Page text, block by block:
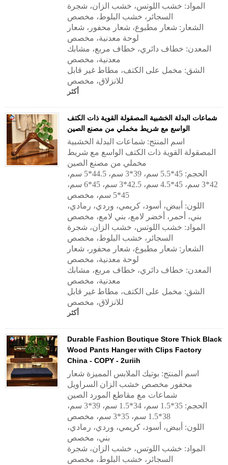
المواد: خشب اللوتس، خشب الزان، شجرة
السجائر، خشب البلوط، مخصص
الشعار: شعار مطبوع، شعار محفور، شعار
لوحة معدنية، مخصص
المعدن: خطاف دائري، خطاف مربع، مشابك
معدنية، مخصص
الشق: مخمل على الكتف، مطاط غير قابل
للانزلاق، مخصص
أكثر
شماعات البدلة الخشبية المصقولة القوية ذات الكتف
الواسع مع شريط مخملي من مصنع الصين
اسم المنتج: شماعات البدلة الخشبية
المصقولة القوية ذات الكتف الواسع مع شريط
مخملي من مصنع الصين
الحجم: 45*5.5 سم، 39*3 سم، 44.5*5 سم،
42*3 سم، 45*4.5 سم، 42.5*3 سم، 45*6 سم،
45*5 سم، مخصص
اللون: أبيض، أسود، كريمي، وردي، رمادي،
بني، أحمر، أخضر لامع، بني لامع، مخصص
المواد: خشب اللوتس، خشب الزان، شجرة
السجائر، خشب البلوط، مخصص
الشعار: شعار مطبوع، شعار محفور، شعار
لوحة معدنية، مخصص
المعدن: خطاف دائري، خطاف مربع، مشابك
معدنية، مخصص
الشق: مخمل على الكتف، مطاط غير قابل
للانزلاق، مخصص
أكثر
Durable Fashion Boutique Store Thick Black
Wood Pants Hanger with Clips Factory
China - COPY - 2uriih
اسم المنتج: بوتيك الملابس المميزة شعار
محفور مخصص خشب الزان السراويل
شماعات مع مقاطع المورد الصين
الحجم: 35*1.5 سم، 34*1.5 سم، 39*3 سم،
38*1.5 سم، 35*3 سم، مخصص
اللون: أبيض، أسود، كريمي، وردي، رمادي،
بني، مخصص
المواد: خشب اللوتس، خشب الزان، شجرة
السجائر، خشب البلوط، مخصص